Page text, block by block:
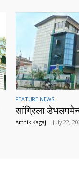
FEATURE NEWS
सांग्रिला
Arthik Kagaj - July 22,